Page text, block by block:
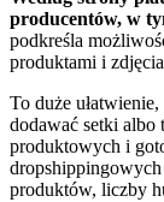
producentów, w
podkreśla
produktami i
To duże
dodawać setki albo
produktowych i
produktów, liczby